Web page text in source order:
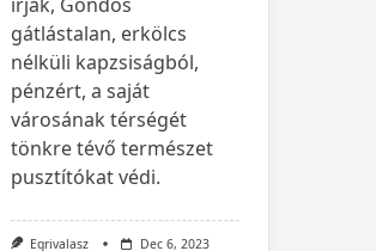
gátlástalan, erkölcs
nélküli kapzsiságból,
pénzért, a saját
városának térségét
tönkre tévő természet
pusztítókat védi.
Egrivalasz Dec 6, 2023